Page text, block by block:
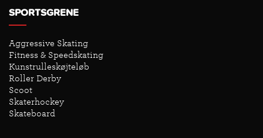
SPORTSGRENE
Aggressive Skating
Fitness & Speedskating
Kunstrulleskøjteløb
Roller Derby
Scoot
Skaterhockey
Skateboard